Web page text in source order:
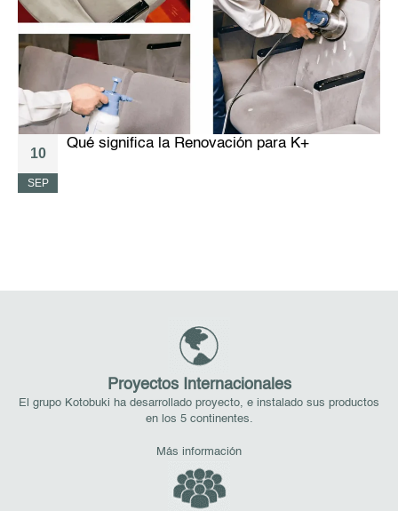
10
SEP
Qué significa la Renovación para K+
Proyectos Internacionales
El grupo Kotobuki ha desarrollado proyecto, e instalado sus productos
en los 5 continentes.
Más información